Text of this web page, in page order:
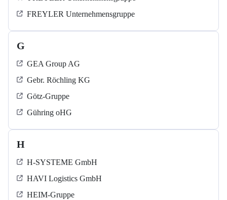
FREYLER Unternehmensgruppe
G
GEA Group AG
Gebr. Röchling KG
Götz-Gruppe
Gühring oHG
H
H-SYSTEME GmbH
HAVI Logistics GmbH
HEIM-Gruppe